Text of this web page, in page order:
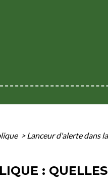
> Lanceur d'alerte dans
: